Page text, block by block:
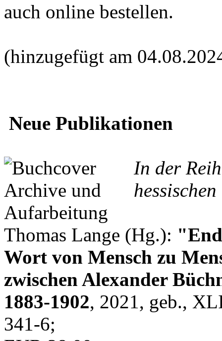
auch online bestellen.
(hinzugefügt am
Neue Publikationen
In der
Thomas Lange (Hg.):
Wort von Mensch zu
zwischen Alexander
1883-1902, 2021, geb.,
341-6;